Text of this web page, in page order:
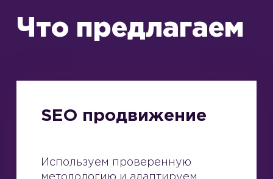
Что предлагаем
SEO продвижение
Используем проверенную